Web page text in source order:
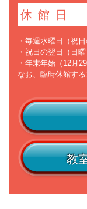
休館日
・毎週水曜日（祝
・祝日の翌日（日
・年末年始（12月
なお、臨時休館する
教